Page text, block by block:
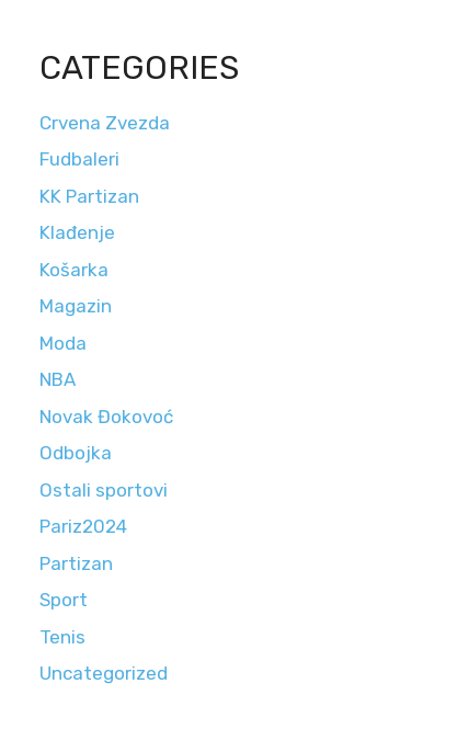
CATEGORIES
Crvena Zvezda
Fudbaleri
KK Partizan
Klađenje
Košarka
Magazin
Moda
NBA
Novak Đokovoć
Odbojka
Ostali sportovi
Pariz2024
Partizan
Sport
Tenis
Uncategorized